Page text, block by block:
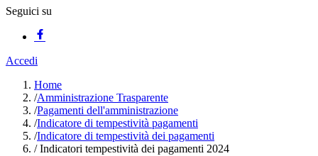
Seguici su
Accedi
Home
/Amministrazione Trasparente
/Pagamenti dell'amministrazione
/Indicatore di tempestività pagamenti
/Indicatore di tempestività dei pagamenti
/Indicatori tempestività dei pagamenti 2024